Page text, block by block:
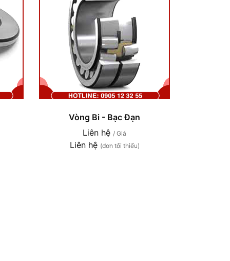
Vòng Bi - Bạc Đạn
Liên hệ / Giá
Liên hệ (đơn tối thiểu)